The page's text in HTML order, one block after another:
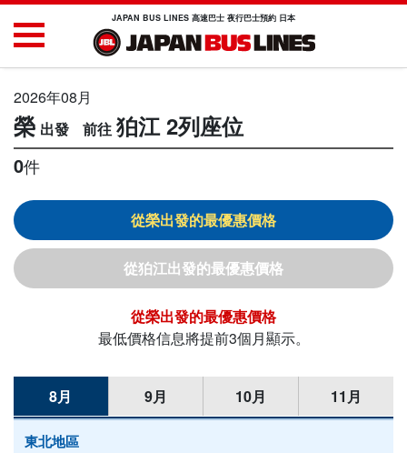
JAPAN BUS LINES 高速巴士 夜行巴士預約 日本
2026年08月
榮 狛江 2列座位
0件
榮
狛江
榮
最低價格信息將提前3個月顯示。
8月 9月 10月 11月
東北地區